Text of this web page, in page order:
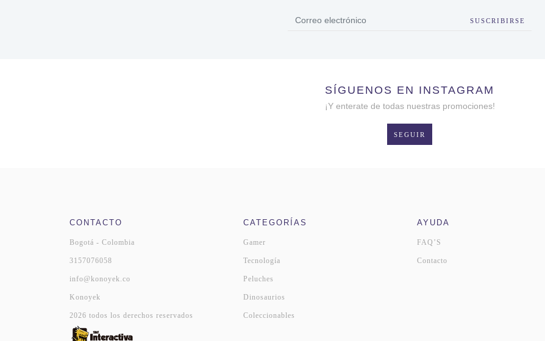
SUSCRIBIRSE
SÍGUENOS EN INSTAGRAM
¡Y enterate de todas nuestras promociones!
SEGUIR
CONTACTO
Bogotá - Colombia
3157076058
info@konoyek.co
Konoyek
2026 todos los derechos reservados
CATEGORÍAS
Gamer
Tecnología
Peluches
Dinosaurios
Coleccionables
AYUDA
FAQ’S
Contacto